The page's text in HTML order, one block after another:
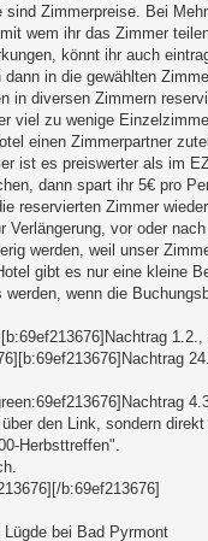
sind Zimmerpreise. Bei
wem ihr das Zimmer
könnt ihr auch
in die gewählten
in diversen Zimmern
viel zu wenige
einen Zimmerpartner
ist es preiswerter als im
dann spart ihr 5€ pro
reservierten Zimmer
Verlängerung, vor oder
werden, weil unser
gibt es nur eine kleine
wenn die
den Link, sondern
Herbsttreffen".
b:69ef213676]
bei Bad Pyrmont